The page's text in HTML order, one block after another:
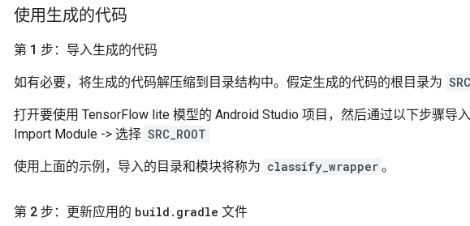
使用生成的代码
第 1 步：导入生成的代码
如有必要，将生成的代码解压缩到目录结构中。假定生成的代码的根目录为
打开要使用 TensorFlow lite 模型的 Android Studio 项目，然后通过以下步骤导
Import Module -> 选择 SRC_ROOT
使用上面的示例，导入的目录和模块将称为 classify_wrapper 。
第 2 步：更新应用的 build . gradle 文件